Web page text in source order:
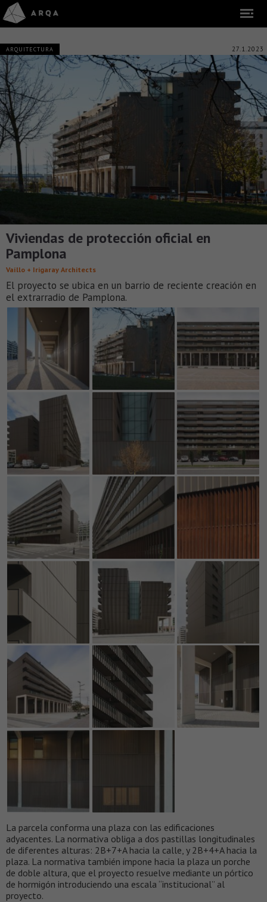
ARQUITECTURA 27.1.2023
Viviendas de protección oficial en
Pamplona
Vaíllo + Irigaray Architects
El proyecto se ubica en un barrio de reciente creación en
el extrarradio de Pamplona.
La parcela conforma una plaza con las edificaciones
adyacentes. La normativa obliga a dos pastillas longitudinales
de diferentes alturas: 2B+7+A hacia la calle, y 2B+4+A hacia la
plaza. La normativa también impone hacia la plaza un porche
de doble altura, que el proyecto resuelve mediante un pórtico
de hormigón introduciendo una escala “institucional” al
proyecto.